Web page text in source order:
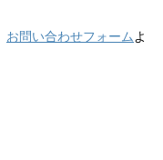
お問い合わせフォームよ